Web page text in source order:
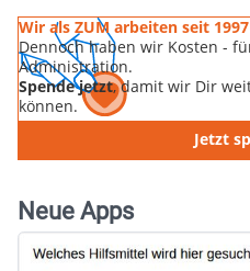
Wir als ZUM arbeiten seit
Dennoch haben wir Kosten -
Administration.
Spende jetzt, damit wir Dir
können.
Jetzt
Neue Apps